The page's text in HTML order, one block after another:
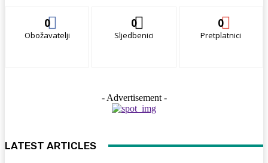
0
Obožavatelji
0
Sljedbenici
0
Pretplatnici
- Advertisement -
LATEST ARTICLES